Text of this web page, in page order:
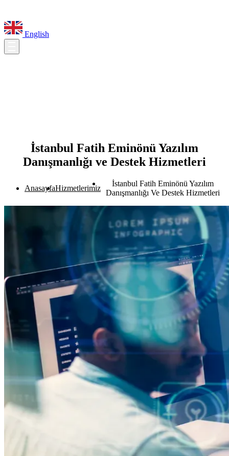
English
İstanbul Fatih Eminönü Yazılım
Danışmanlığı ve Destek Hizmetleri
AnasayfaHizmetlerimiz
İstanbul Fatih Eminönü Yazılım
Danışmanlığı Ve Destek Hizmetleri